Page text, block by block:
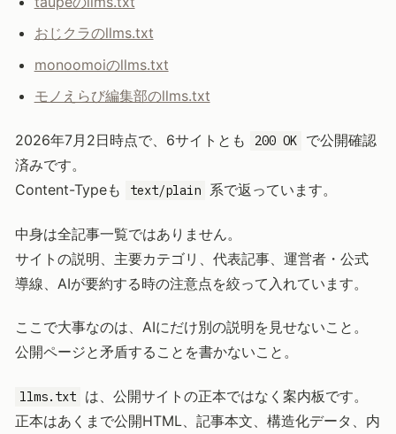
おじクラのllms.txt
monoomoiのllms.txt
モノえらび編集部のllms.txt
2026年7月2日時点で、6サイトとも 200 OK
で公開確認
済みです。
Content-Typeも
text/plain 系で返っています。
中身は全記事一覧ではありません。
サイトの説明、主要カテゴリ、代表記事、運営者・公式
導線、AIが要約する時の注意点を絞って入れています。
ここで大事なのは、AIにだけ別の説明を見せないこと。
公開ページと矛盾することを書かないこと。
llms.txt
は、公開サイトの正本ではなく案内板です。
正本はあくまで公開HTML、記事本文、構造化データ、内